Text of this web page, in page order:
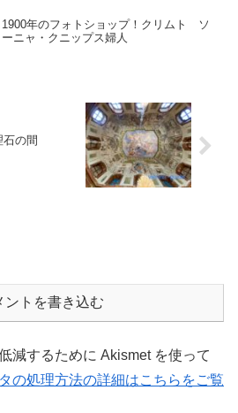
1900年のフォトショップ！クリムト ソ
ーニャ・クニップス婦人
の間
ントを書き込む
減するために Akismet を使って
の処理方法の詳細はこちらをご覧